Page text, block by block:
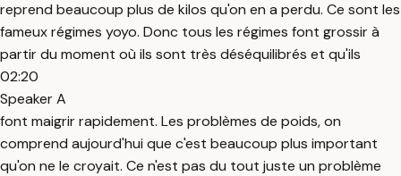
reprend beaucoup plus de kilos qu'on en a perdu. Ce sont les
fameux régimes yoyo. Donc tous les régimes font grossir à
partir du moment où ils sont très déséquilibrés et qu'ils
02:20
Speaker A
font maigrir rapidement. Les problèmes de poids, on
comprend aujourd'hui que c'est beaucoup plus important
qu'on ne le croyait. Ce n'est pas du tout juste un problème